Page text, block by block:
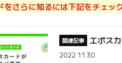
をさらに知るには下記をチェッ
エポス
2022.11.30